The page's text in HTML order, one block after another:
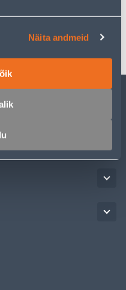
Näita andmeid